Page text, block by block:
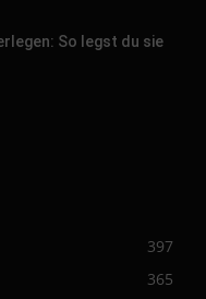
So legst du sie
397
365